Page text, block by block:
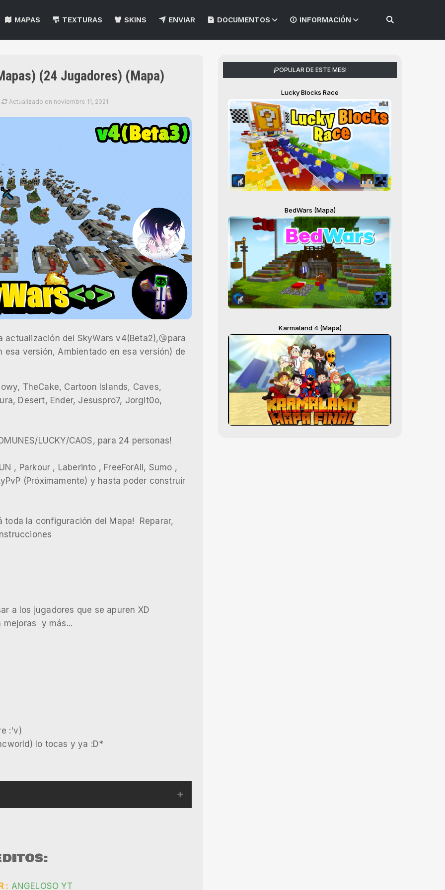
MAPAS TEXTURAS SKINS ENVIAR DOCUMENTOS INFORMACIÓN
(24 Jugadores) (Mapa)
Actualizado en noviembre 11, 2021
actualización del SkyWars v4(Beta2),😘para
esa versión, Ambientado en esa versión) de
TheCake, Cartoon Islands, Caves,
Desert, Ender, Jesuspro7, Jorgit0o,
LUCKY/CAOS, para 24 personas!
, Parkour , Laberinto , FreeForAll, Sumo ,
(Próximamente) y hasta poder construir
la configuración del Mapa! Reparar,
a los jugadores que se apuren XD
mejoras y más...
:'v)
lo tocas y ya :D*
: ANGELOSO YT
¡POPULAR DE ESTE MES!
Lucky Blocks Race
BedWars (Mapa)
Karmaland 4 (Mapa)